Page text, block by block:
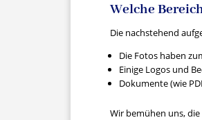
Welche
Die nachstehend
Die Fotos haben
Einige Logos und
Dokumente (wie
Wir bemühen uns,